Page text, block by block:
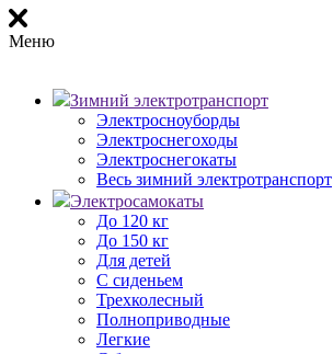
Меню
Зимний электротранспорт
Электросноуборды
Электроснегоходы
Электроснегокаты
Весь зимний электротранспорт
Электросамокаты
До 120 кг
До 150 кг
Для детей
С сиденьем
Трехколесный
Полноприводные
Легкие